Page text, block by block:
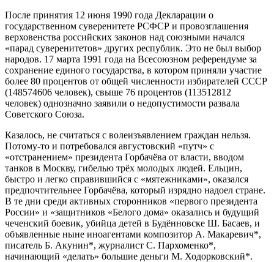
После принятия 12 июня 1990 года Декларации о
государственном суверенитете РСФСР и провозглашения
верховенства российских законов над союзными начался
«парад суверенитетов» других республик. Это не был выбор
народов. 17 марта 1991 года на Всесоюзном референдуме за
сохранение единого государства, в котором приняли участие
более 80 процентов от общей численности избирателей СССР
(148574606 человек), свыше 76 процентов (113512812
человек) однозначно заявили о недопустимости развала
Советского Союза.
Казалось, не считаться с волеизъявлением граждан нельзя.
Потому-то и потребовался августовский «путч» с
«отстранением» президента Горбачёва от власти, вводом
танков в Москву, гибелью трёх молодых людей. Ельцин,
быстро и легко справившийся с «мятежниками», оказался
предпочтительнее Горбачёва, который изрядно надоел стране.
В те дни среди активных сторонников «первого президента
России» и «защитников «Белого дома» оказались и будущий
чеченский боевик, убийца детей в Будённовске Ш. Басаев, и
объявленные ныне иноагентами композитор А. Макаревич*,
писатель Б. Акунин*, журналист С. Пархоменко*,
начинающий «делать» большие деньги М. Ходорковский*.